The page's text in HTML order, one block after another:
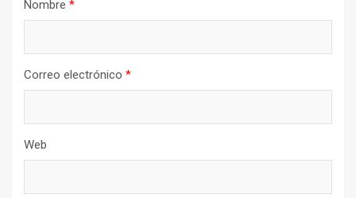
Nombre *
Correo electrónico *
Web